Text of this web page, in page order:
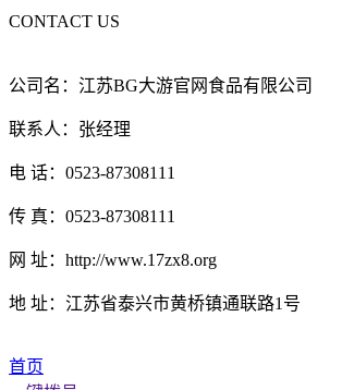
CONTACT US
公司名：江苏BG大游官网食品有限公司
联系人：张经理
电 话：0523-87308111
传 真：0523-87308111
网 址：http://www.17zx8.org
地 址：江苏省泰兴市黄桥镇通联路1号
首页